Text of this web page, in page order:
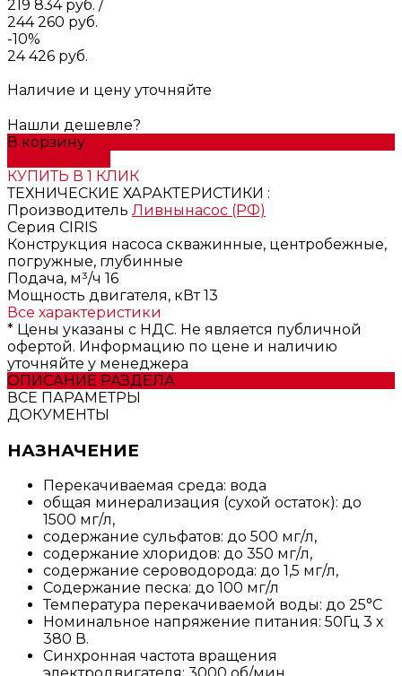
219 834 руб. /
244 260 руб.
-10%
24 426 руб.
Наличие и цену уточняйте
Нашли дешевле?
В корзину
КУПИТЬ В 1 КЛИК
ТЕХНИЧЕСКИЕ ХАРАКТЕРИСТИКИ :
Производитель Ливнынасос (РФ)
Серия CIRIS
Конструкция насоса скважинные, центробежные,
погружные, глубинные
Подача, м³/ч 16
Мощность двигателя, кВт 13
Все характеристики
* Цены указаны с НДС. Не является публичной
офертой. Информацию по цене и наличию
уточняйте у менеджера
ОПИСАНИЕ РАЗДЕЛА
ВСЕ ПАРАМЕТРЫ
ДОКУМЕНТЫ
НАЗНАЧЕНИЕ
Перекачиваемая среда: вода
общая минерализация (сухой остаток): до
1500 мг/л,
содержание сульфатов: до 500 мг/л,
содержание хлоридов: до 350 мг/л,
содержание сероводорода: до 1,5 мг/л,
Содержание песка: до 100 мг/л
Температура перекачиваемой воды: до 25°С
Номинальное напряжение питания: 50Гц 3 х
380 В.
Синхронная частота вращения